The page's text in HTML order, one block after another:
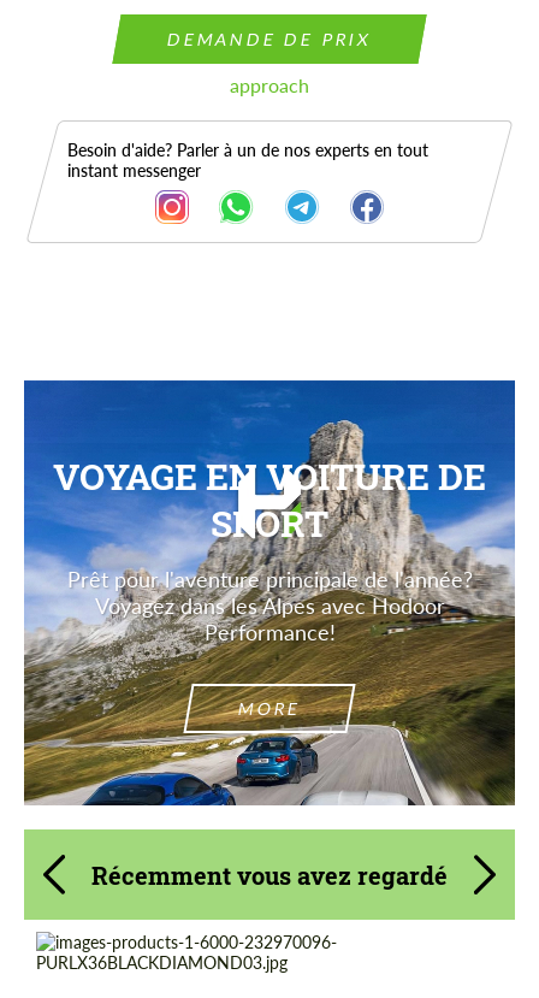
DEMANDE DE PRIX
approach
Besoin d'aide? Parler à un de nos experts en tout
instant messenger
VOYAGE EN VOITURE DE
SPORT
Prêt pour l'aventure principale de l'année?
Voyagez dans les Alpes avec Hodoor
Performance!
MORE
Récemment vous avez regardé